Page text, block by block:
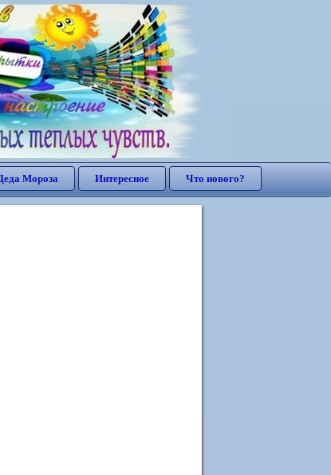
Мороза Интересное Что нового?